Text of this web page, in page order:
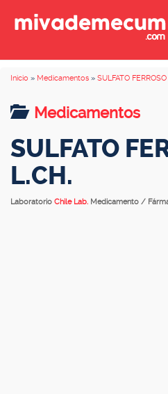
Inicio » Medicamentos » SULFATO
Medicamentos
SULFATO
L.CH.
Laboratorio Chile Lab. Medicamento /